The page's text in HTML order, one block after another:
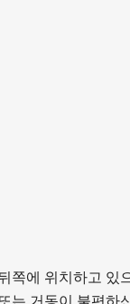
쪽에 위치하고
는 거동이 불편하